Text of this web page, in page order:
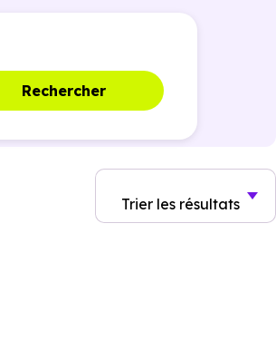
Rechercher
Trier les résultats